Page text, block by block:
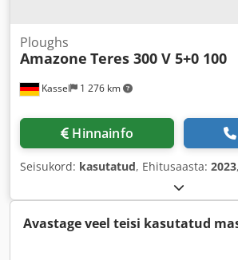
Kassel 1 276 km
Ploughs
Amazone Teres 300 V 5+0 100
Hinnainfo
Seisukord: kasutatud, Ehitusaasta: 2023,
Avastage veel teisi kasutatud